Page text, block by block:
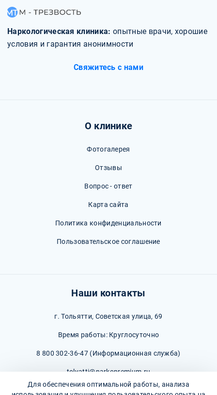
Наркологическая клиника: опытные врачи, хорошие
условия и гарантия анонимности
Свяжитесь с нами
О клинике
Фотогалерея
Отзывы
Вопрос - ответ
Карта сайта
Политика конфиденциальности
Пользовательское соглашение
Наши контакты
г. Тольятти, Советская улица, 69
Время работы: Круглосуточно
8 800 302-36-47 (Информационная служба)
tolyatti@narkopremium.ru
Для обеспечения оптимальной работы, анализа